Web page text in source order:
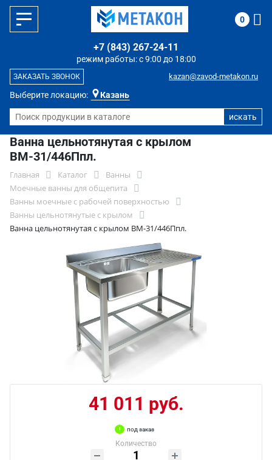
Выберите локацию: Казань
режим работы: с 9:00 до 18:00
+7 (843) 267-24-11
kazan@zavod-metakon.ru
ЗАКАЗАТЬ ЗВОНОК
0
Ванна цельнотянутая с крылом
ВМ-31/446Ппл.
Главная Каталог
Ванны
Моечные ванны для общепита
Ванны моечные с рабочей поверхностью
Ванны цельнотянутые с крылом
Ванна цельнотянутая с крылом ВМ-31/446Ппл.
41 011 руб.
под заказ
Количество